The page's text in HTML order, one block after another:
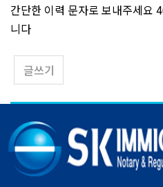
간단한 이력 문자로 보내주세요
니다
글쓰기